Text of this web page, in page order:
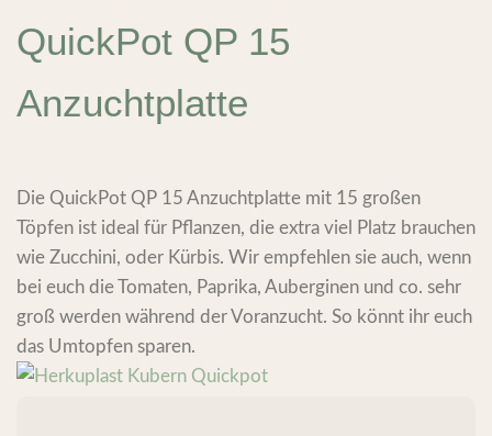
QuickPot QP 15
Anzuchtplatte
Die QuickPot QP 15 Anzuchtplatte mit 15 großen
Töpfen ist ideal für Pflanzen, die extra viel Platz brauchen
wie Zucchini, oder Kürbis. Wir empfehlen sie auch, wenn
bei euch die Tomaten, Paprika, Auberginen und co. sehr
groß werden während der Voranzucht. So könnt ihr euch
das Umtopfen sparen.